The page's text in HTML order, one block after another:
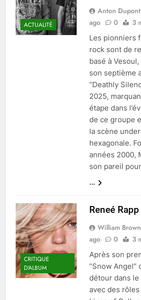
ACTUALITÉ
Anton Dupont
ago
0 3
Les pionniers
rock sont de
basé à
son septième
“Deathly
2025,
étape dans
de ce groupe
la scène
hexagonale.
années 2000,
son pareil
...
CRITIQUE
D'ALBUM
Reneé
William Brown
ago
0 3
Après son
“Snow Angel”
détour dans
avec des rôles